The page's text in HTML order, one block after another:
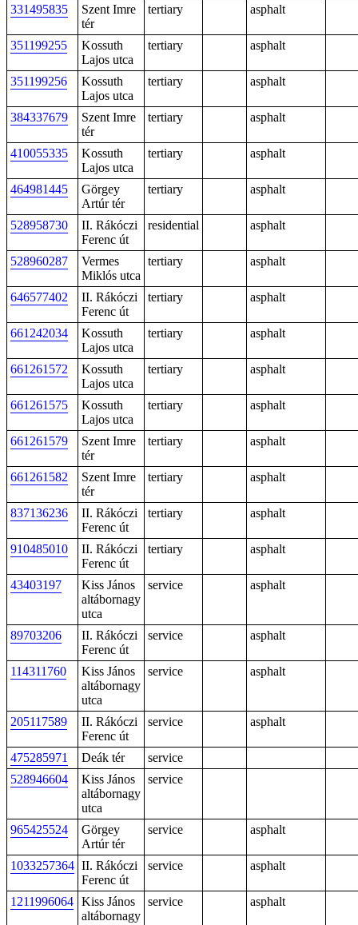
331495835
Szent Imre
tér
tertiary asphalt
351199255
Kossuth
Lajos utca
tertiary asphalt
351199256
Kossuth
Lajos utca
tertiary asphalt
384337679
Szent Imre
tér
tertiary asphalt
410055335
Kossuth
Lajos utca
tertiary asphalt
464981445
Görgey
Artúr tér
tertiary asphalt
528958730
II. Rákóczi
Ferenc út
residential asphalt
528960287
Vermes
Miklós utca
tertiary asphalt
646577402
II. Rákóczi
Ferenc út
tertiary asphalt
661242034
Kossuth
Lajos utca
tertiary asphalt
661261572
Kossuth
Lajos utca
tertiary asphalt
661261575
Kossuth
Lajos utca
tertiary asphalt
661261579
Szent Imre
tér
tertiary asphalt
661261582
Szent Imre
tér
tertiary asphalt
837136236
II. Rákóczi
Ferenc út
tertiary asphalt
910485010
II. Rákóczi
Ferenc út
tertiary asphalt
43403197
Kiss János
altábornagy
utca
service asphalt
89703206
II. Rákóczi
Ferenc út
service asphalt
114311760
Kiss János
altábornagy
utca
service asphalt
205117589
II. Rákóczi
Ferenc út
service asphalt
475285971 Deák tér
service
528946604
Kiss János
altábornagy
utca
service
965425524
Görgey
Artúr tér
service asphalt
1033257364 II. Rákóczi
Ferenc út
service asphalt
1211996064 Kiss János
altábornagy
service asphalt